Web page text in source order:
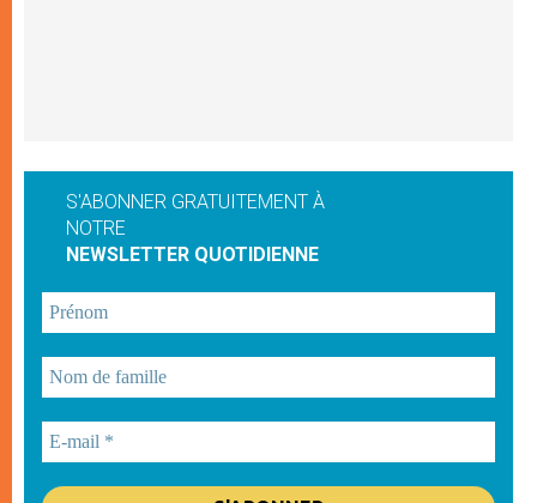
S'ABONNER GRATUITEMENT À
NOTRE
NEWSLETTER QUOTIDIENNE